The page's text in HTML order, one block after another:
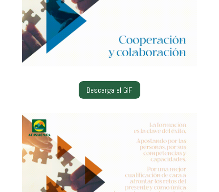
Descarga el GIF